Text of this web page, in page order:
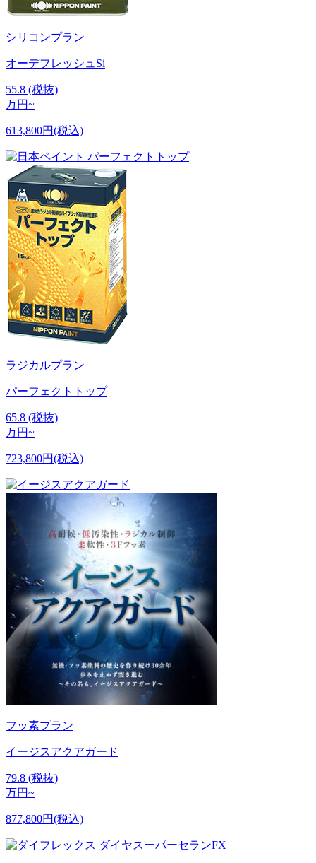
シリコンプラン
オーデフレッシュSi
55.8 (税抜)
万円~
613,800円(税込)
ラジカルプラン
パーフェクトトップ
65.8 (税抜)
万円~
723,800円(税込)
フッ素プラン
イージスアクアガード
79.8 (税抜)
万円~
877,800円(税込)